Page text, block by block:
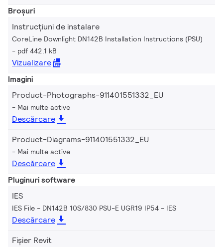
Broșuri
Instrucțiuni de instalare
CoreLine Downlight DN142B Installation Instructions (PSU)
pdf 442.1 kB
Vizualizare
Imagini
Product-Photographs-911401551332_EU
Mai multe active
Descărcare
Product-Diagrams-911401551332_EU
Mai multe active
Descărcare
Pluginuri software
IES
IES File - DN142B 10S/830 PSU-E UGR19 IP54 IES
Descărcare
Fișier Revit